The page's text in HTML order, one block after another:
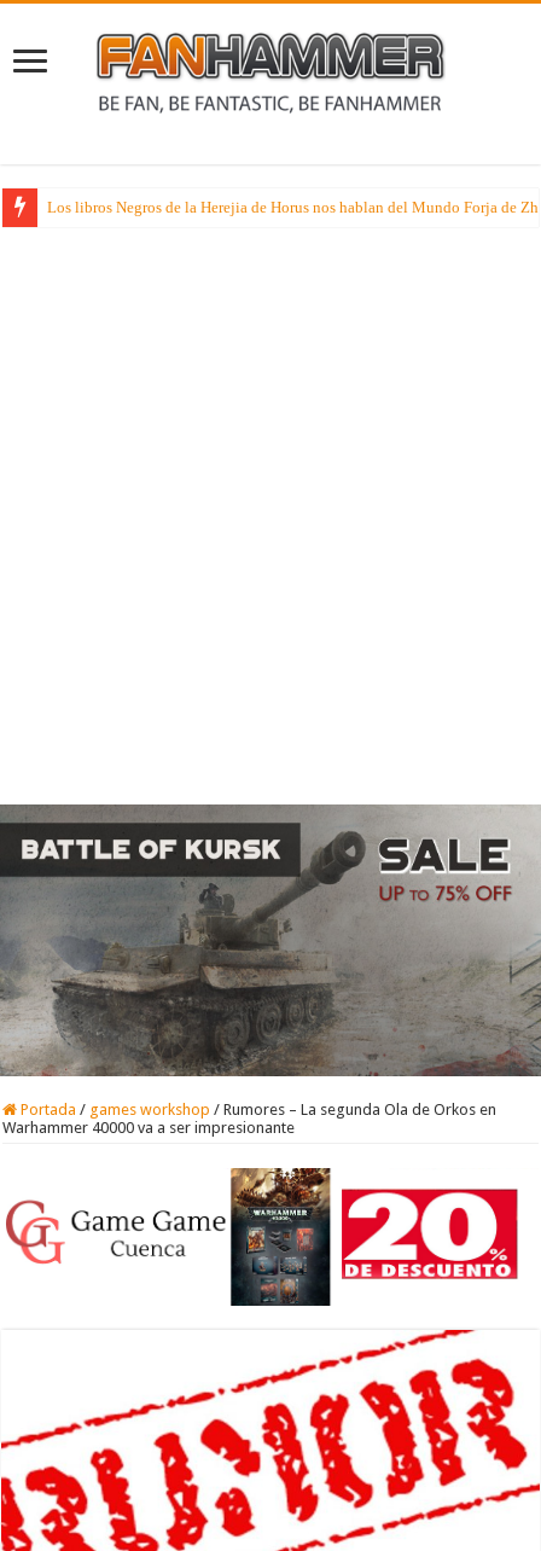
Rumores sobre dos juegos de especialista muy esperados que suenan
Portada / games workshop / Rumores – La segunda Ola de Orkos en
Warhammer 40000 va a ser impresionante